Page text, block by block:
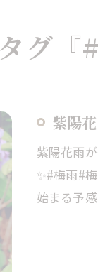
タグ『
紫陽花
紫陽花雨
✨#梅雨#
始まる予